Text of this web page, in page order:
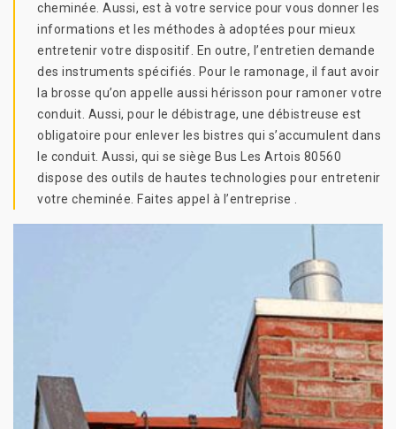
cheminée. Aussi, est à votre service pour vous donner les
informations et les méthodes à adoptées pour mieux
entretenir votre dispositif. En outre, l’entretien demande
des instruments spécifiés. Pour le ramonage, il faut avoir
la brosse qu’on appelle aussi hérisson pour ramoner votre
conduit. Aussi, pour le débistrage, une débistreuse est
obligatoire pour enlever les bistres qui s’accumulent dans
le conduit. Aussi, qui se siège Bus Les Artois 80560
dispose des outils de hautes technologies pour entretenir
votre cheminée. Faites appel à l’entreprise .